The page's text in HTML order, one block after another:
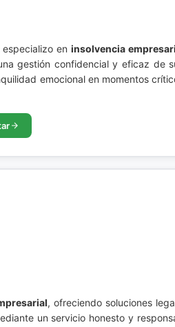
en insolvencia
gestión confidencial y eficaz de
emocional en momentos
, ofreciendo soluciones
un servicio honesto y